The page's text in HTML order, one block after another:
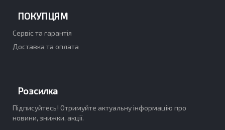
ПОКУПЦЯМ
Сервіс та гарантія
Доставка та оплата
Розсилка
Підписуйтесь! Отримуйте актуальну інформацію про
новини, знижки, акції.